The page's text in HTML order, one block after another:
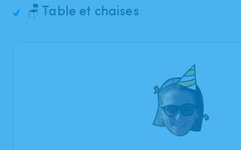
🪑 Table et chaises